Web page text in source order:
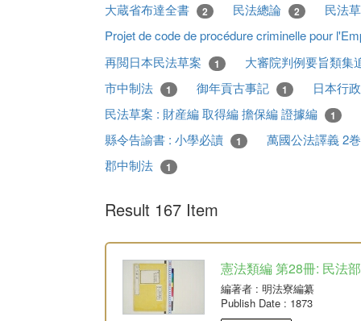
大蔵省布達全書
2 民法總論 2
民法
Projet de code de procédure criminelle pour
再閲日本民法草案
1
大審院判例要旨類集
市中制法
1 御年貢古事記 1
日本行
民法草案 : 財産編 取得編 擔保編 證據編
1
縣令告諭書 : 小學必讀 1
萬國公法譯義 2
郡中制法
1
Result 167 Item
憲法類編 第28冊: 民法
編著者 : 明法寮編纂
Publish Date : 1873